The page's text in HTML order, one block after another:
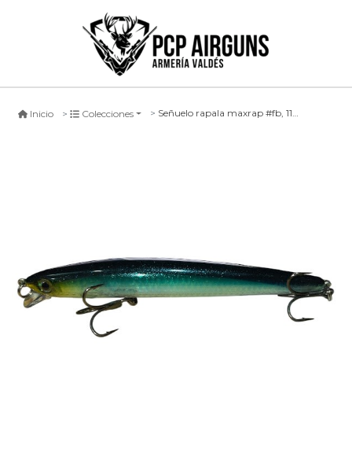
Inicio Colecciones Señuelo rapala maxrap #fb, 11cm